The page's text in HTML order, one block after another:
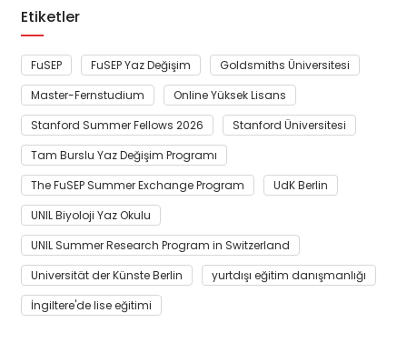
Etiketler
FuSEP FuSEP Yaz Değişim
Goldsmiths Üniversitesi
Master-Fernstudium
Online Yüksek Lisans
Stanford Summer Fellows 2026
Stanford Üniversitesi
Tam Burslu Yaz Değişim Programı
The FuSEP Summer Exchange Program
UdK Berlin
UNIL Biyoloji Yaz Okulu
UNIL Summer Research Program in Switzerland
Universität der Künste Berlin
yurtdışı eğitim danışmanlığı
İngiltere'de lise eğitimi